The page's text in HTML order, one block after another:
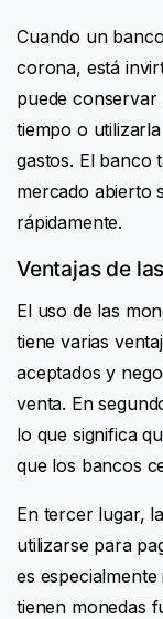
Cuando un
corona, está
puede
tiempo o
gastos. El banco
mercado abierto
rápidamente.
Ventajas de
El uso de las
tiene varias
aceptados y
venta. En
lo que significa
que los bancos
En tercer lugar,
utilizarse para
es
tienen monedas